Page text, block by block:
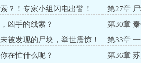
？！专家小组闪电出警！
第27章
凶手的线索？
第30章
被发现的尸块，举世震惊！
第33章
在忙什么呢？
第36章